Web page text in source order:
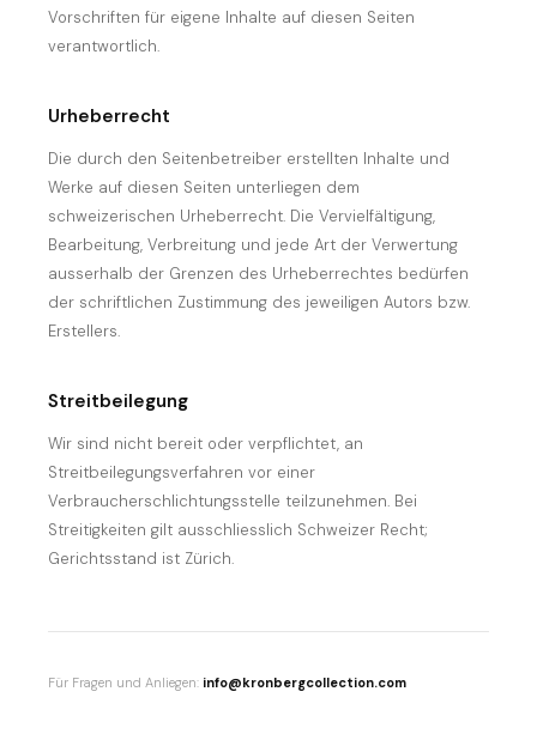
Vorschriften für eigene Inhalte auf diesen Seiten
verantwortlich.
Urheberrecht
Die durch den Seitenbetreiber erstellten Inhalte und
Werke auf diesen Seiten unterliegen dem
schweizerischen Urheberrecht. Die Vervielfältigung,
Bearbeitung, Verbreitung und jede Art der Verwertung
ausserhalb der Grenzen des Urheberrechtes bedürfen
der schriftlichen Zustimmung des jeweiligen Autors bzw.
Erstellers.
Streitbeilegung
Wir sind nicht bereit oder verpflichtet, an
Streitbeilegungsverfahren vor einer
Verbraucherschlichtungsstelle teilzunehmen. Bei
Streitigkeiten gilt ausschliesslich Schweizer Recht;
Gerichtsstand ist Zürich.
Für Fragen und Anliegen: info@kronbergcollection.com